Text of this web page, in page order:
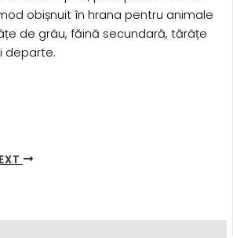
obișnuit în hrana pentru animale
de grâu, făină secundară, tărâțe
departe.